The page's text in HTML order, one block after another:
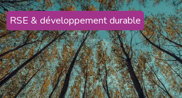
RSE & développement durable